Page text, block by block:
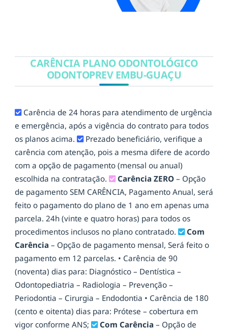
CARÊNCIA PLANO ODONTOLÓGICO
ODONTOPREV EMBU-GUAÇU
Carência de 24 horas para atendimento de urgência
e emergência, após a vigência do contrato para todos
os planos acima.
Prezado beneficiário, verifique a
carência com atenção, pois a mesma difere de acordo
com a opção de pagamento (mensal ou anual)
escolhida na contratação.
Carência ZERO – Opção
de pagamento SEM CARÊNCIA, Pagamento Anual, será
feito o pagamento do plano de 1 ano em apenas uma
parcela. 24h (vinte e quatro horas) para todos os
procedimentos inclusos no plano contratado.
Com
Carência – Opção de pagamento mensal, Será feito o
pagamento em 12 parcelas. • Carência de 90
(noventa) dias para: Diagnóstico – Dentística –
Odontopediatria – Radiologia – Prevenção –
Periodontia – Cirurgia – Endodontia • Carência de 180
(cento e oitenta) dias para: Prótese – cobertura em
vigor conforme ANS;
Com Carência – Opção de